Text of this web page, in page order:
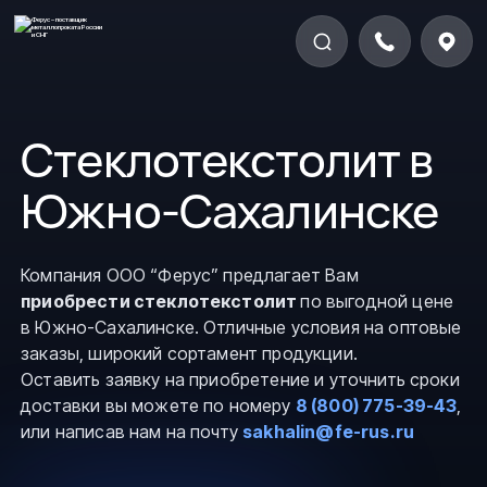
Стеклотекстолит в
Южно-Сахалинске
Компания ООО “Ферус” предлагает Вам
приобрести стеклотекстолитпо выгодной цене
в Южно-Сахалинске. Отличные условия на оптовые
заказы, широкий сортамент продукции.
Оставить заявку на приобретение и уточнить сроки
доставки вы можете по номеру 8 (800) 775-39-43,
или написав нам на почту sakhalin@fe-rus.ru